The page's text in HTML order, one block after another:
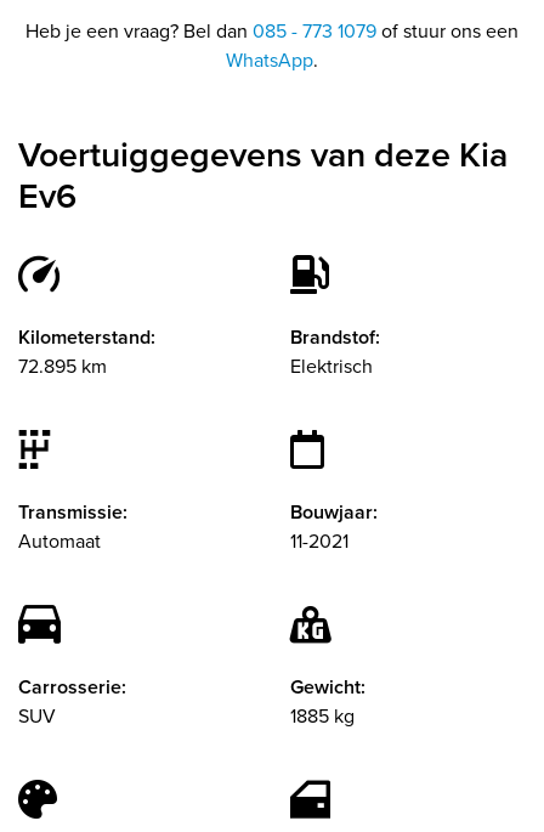
Heb je een vraag? Bel dan 085 - 773 1079of stuur ons een
WhatsApp.
Voertuiggegevens van deze Kia
Ev6
Kilometerstand:
72.895 km
Brandstof:
Elektrisch
Transmissie:
Automaat
Bouwjaar:
11-2021
Carrosserie:
SUV
Gewicht:
1885 kg